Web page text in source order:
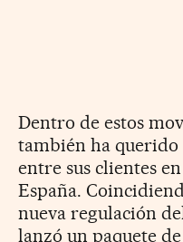
Dentro de estos
también ha
entre sus clientes
España.
nueva regulación
lanzó un paquete